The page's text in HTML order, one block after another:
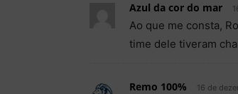
Azul da cor do mar
Ao que me consta,
time dele tiveram
Remo 100% 16 de